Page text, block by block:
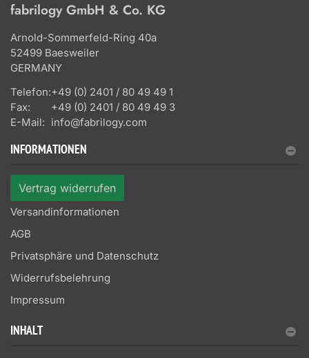
fabrilogy GmbH & Co. KG
Arnold-Sommerfeld-Ring 40a
52499 Baesweiler
GERMANY
Telefon:+49 (0) 2401 / 80 49 49 1
Fax:
+49 (0) 2401 / 80 49 49 3
E-Mail: info@fabrilogy.com
INFORMATIONEN
Vertrag widerrufen
Versandinformationen
AGB
Privatsphäre und Datenschutz
Widerrufsbelehrung
Impressum
INHALT